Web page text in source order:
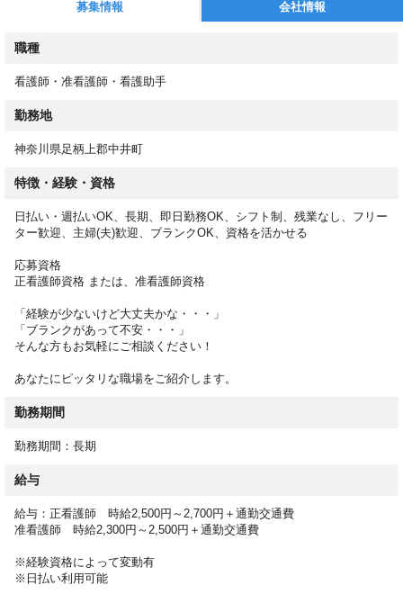
週2日～/平日のみOK/日勤のみ/残業なし/即日勤務OK
介護施設やクリニックでの看護業務
※介護と看護のお仕事は分かれています。
具体的には・・・
・入居者の健康管理やバイタルチェック
・医師の指示による医療行為、受診の付き添い
など
ミスマッチのない転職を実現するために、サポートいたします。
募集情報 会社情報
職種
看護師・准看護師・看護助手
勤務地
神奈川県足柄上郡中井町
特徴・経験・資格
日払い・週払いOK、長期、即日勤務OK、シフト制、残業なし、フリー
ター歓迎、主婦(夫)歓迎、ブランクOK、資格を活かせる
応募資格
正看護師資格 または、准看護師資格
「経験が少ないけど大丈夫かな・・・」
「ブランクがあって不安・・・」
そんな方もお気軽にご相談ください！
あなたにピッタリな職場をご紹介します。
勤務期間
勤務期間：長期
給与
給与：正看護師 時給2,500円～2,700円＋通勤交通費
准看護師 時給2,300円～2,500円＋通勤交通費
※経験資格によって変動有
※日払い利用可能